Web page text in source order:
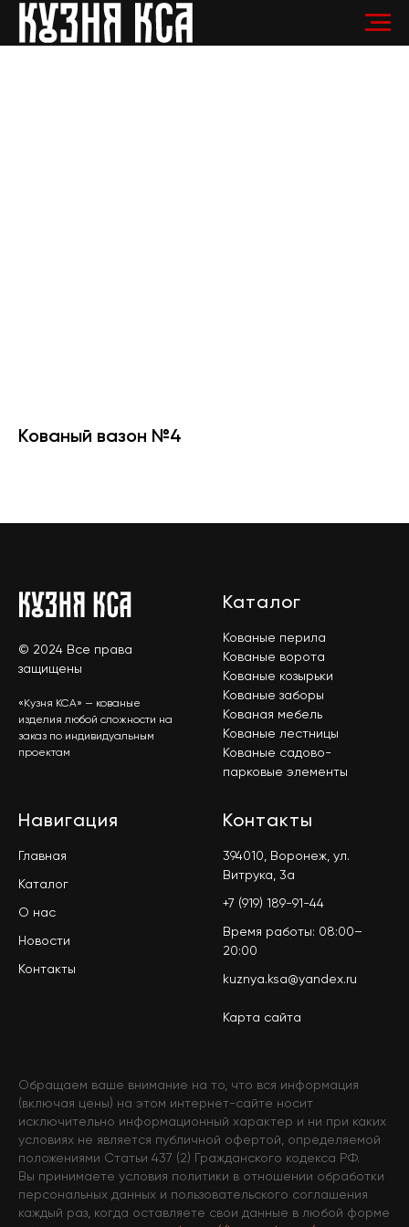
Кованый вазон №4
© 2024 Все права
защищены
«Кузня КСА» — кованые
изделия любой сложности на
заказ по индивидуальным
проектам
Каталог
Кованые перила
Кованые ворота
Кованые козырьки
Кованые заборы
Кованая мебель
Кованые лестницы
Кованые садово-
парковые элементы
Навигация
Главная
Каталог
О нас
Новости
Контакты
Контакты
394010, Воронеж, ул.
Витрука, 3а
+7 (919) 189-91-44
Время работы: 08:00–
20:00
kuznya.ksa@yandex.ru
Карта сайта
Обращаем ваше внимание на то, что вся информация
(включая цены) на этом интернет-сайте носит
исключительно информационный характер и ни при каких
условиях не является публичной офертой, определяемой
положениями Статьи 437 (2) Гражданского кодекса РФ.
Вы принимаете условия политики в отношении обработки
персональных данных и пользовательского соглашения
каждый раз, когда оставляете свои данные в любой форме